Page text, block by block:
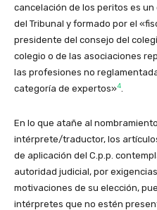
cancelación de los peritos es
del Tribunal y formado por el
presidente del consejo del
colegio o de las asociaciones
las profesiones no
categoría de expertos»4
En lo que atañe al
intérprete/traductor, los
de aplicación del C.p.p.
autoridad judicial, por
motivaciones de su elección,
intérpretes que no estén